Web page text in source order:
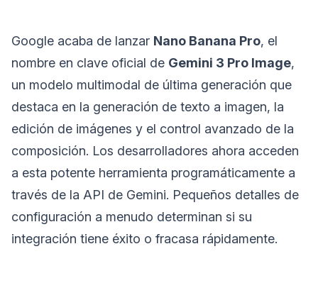
Google acaba de lanzar Nano Banana Pro, el
nombre en clave oficial de Gemini 3 Pro Image,
un modelo multimodal de última generación que
destaca en la generación de texto a imagen, la
edición de imágenes y el control avanzado de la
composición. Los desarrolladores ahora acceden
a esta potente herramienta programáticamente a
través de la API de Gemini. Pequeños detalles de
configuración a menudo determinan si su
integración tiene éxito o fracasa rápidamente.